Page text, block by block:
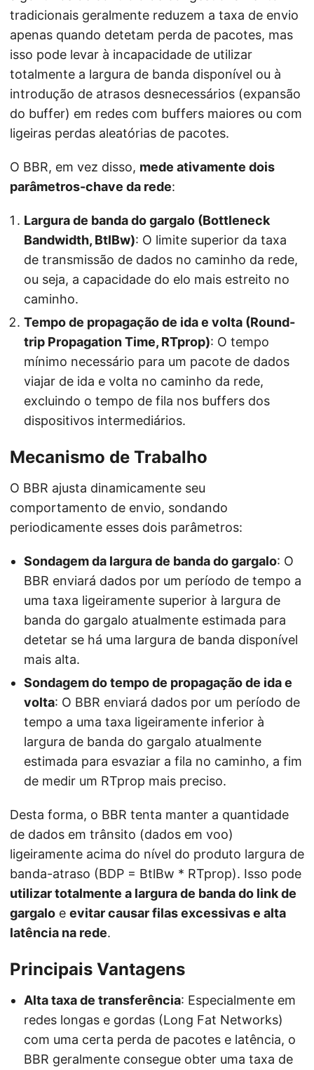
tradicionais geralmente reduzem a taxa de envio
apenas quando detetam perda de pacotes, mas
isso pode levar à incapacidade de utilizar
totalmente a largura de banda disponível ou à
introdução de atrasos desnecessários (expansão
do buffer) em redes com buffers maiores ou com
ligeiras perdas aleatórias de pacotes.
O BBR, em vez disso, mede ativamente dois
parâmetros-chave da rede:
Largura de banda do gargalo (Bottleneck
Bandwidth, BtlBw): O limite superior da taxa
de transmissão de dados no caminho da rede,
ou seja, a capacidade do elo mais estreito no
caminho.
Tempo de propagação de ida e volta (Round-
trip Propagation Time, RTprop): O tempo
mínimo necessário para um pacote de dados
viajar de ida e volta no caminho da rede,
excluindo o tempo de fila nos buffers dos
dispositivos intermediários.
Mecanismo de Trabalho
O BBR ajusta dinamicamente seu
comportamento de envio, sondando
periodicamente esses dois parâmetros:
Sondagem da largura de banda do gargalo: O
BBR enviará dados por um período de tempo a
uma taxa ligeiramente superior à largura de
banda do gargalo atualmente estimada para
detetar se há uma largura de banda disponível
mais alta.
Sondagem do tempo de propagação de ida e
volta: O BBR enviará dados por um período de
tempo a uma taxa ligeiramente inferior à
largura de banda do gargalo atualmente
estimada para esvaziar a fila no caminho, a fim
de medir um RTprop mais preciso.
Desta forma, o BBR tenta manter a quantidade
de dados em trânsito (dados em voo)
ligeiramente acima do nível do produto largura de
banda-atraso (BDP = BtlBw * RTprop). Isso pode
utilizar totalmente a largura de banda do link de
gargalo e evitar causar filas excessivas e alta
latência na rede.
Principais Vantagens
Alta taxa de transferência: Especialmente em
redes longas e gordas (Long Fat Networks)
com uma certa perda de pacotes e latência, o
BBR geralmente consegue obter uma taxa de